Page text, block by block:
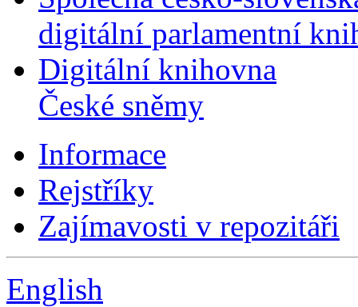
digitální parlamentní
Digitální knihovna
České sněmy
Informace
Rejstříky
Zajímavosti v repozitáři
English